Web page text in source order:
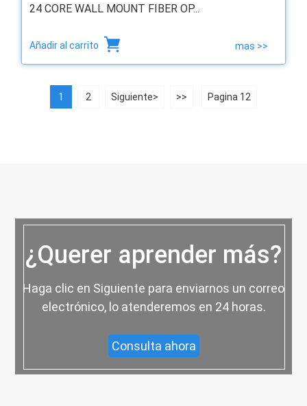
24 CORE WALL MOUNT FIBER OP...
Añadir al carrito mas >>
1 2 Siguiente> >> Pagina 12
¿Querer aprender más?
Haga clic en Siguiente para enviarnos un correo
electrónico, lo atenderemos en 24 horas.
Consulta ahora